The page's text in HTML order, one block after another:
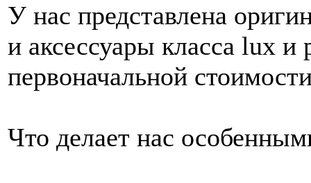
У нас представлена
и аксессуары класса lux
первоначальной
Что делает нас